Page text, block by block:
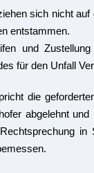
sich nicht
entstammen.
und
für den Unfall
die
abgelehnt
in